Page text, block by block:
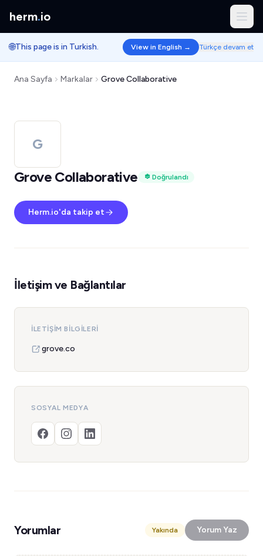
herm.io
🌐This page is in Turkish. View in English → Türkçe devam et
Ana Sayfa Markalar Grove Collaborative
G
Grove Collaborative
Doğrulandı
Herm.io'da takip et
İletişim ve Bağlantılar
İLETIŞIM BILGILERI
grove.co
SOSYAL MEDYA
Yorumlar Yakında Yorum Yaz